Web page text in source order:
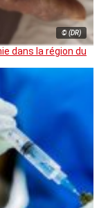
© (DR)
dans la région du